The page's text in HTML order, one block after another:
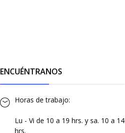
ENCUÉNTRANOS
Horas de trabajo:
Lu - Vi de 10 a 19 hrs. y sa. 10 a 14
hrs.